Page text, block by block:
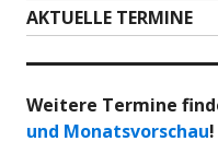
AKTUELLE TERMINE
Weitere Termine
und Monatsvorschau!